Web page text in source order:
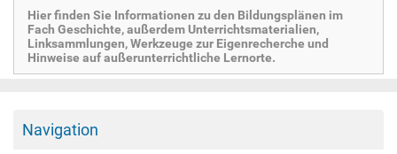
Hier finden Sie Informationen zu den Bildungsplänen im
Fach Geschichte, außerdem Unterrichtsmaterialien,
Linksammlungen, Werkzeuge zur Eigenrecherche und
Hinweise auf außerunterrichtliche Lernorte.
Navigation